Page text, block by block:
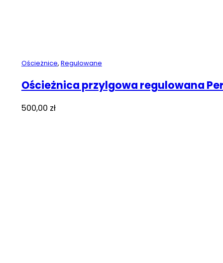
Ościeżnice, Regulowane
Ościeżnica przylgowa regulowana
500,00 zł